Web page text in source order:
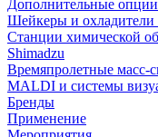
Дополнительные опции
Шейкеры и охладители
Станции химической
Shimadzu
Времяпролетные масс-
MALDI и системы
Бренды
Применение